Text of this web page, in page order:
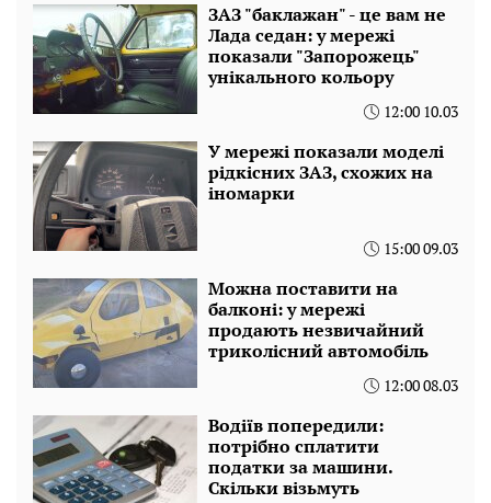
ЗАЗ "баклажан" - це вам не
Лада седан: у мережі
показали "Запорожець"
унікального кольору
12:00 10.03
У мережі показали моделі
рідкісних ЗАЗ, схожих на
іномарки
15:00 09.03
Можна поставити на
балконі: у мережі
продають незвичайний
триколісний автомобіль
12:00 08.03
Водіїв попередили:
потрібно сплатити
податки за машини.
Скільки візьмуть